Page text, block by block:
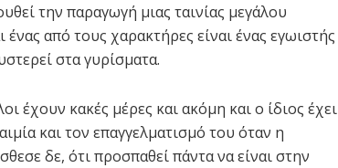
την παραγωγή μιας ταινίας μεγάλου
από τους χαρακτήρες είναι ένας εγωιστής
στα γυρίσματα.
έχουν κακές μέρες και ακόμη και ο ίδιος έχει
και τον επαγγελματισμό του όταν η
δε, ότι προσπαθεί πάντα να είναι στην